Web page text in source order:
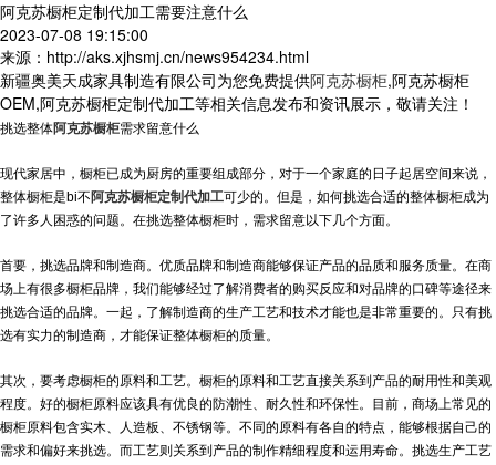
阿克苏橱柜定制代加工需要注意什么
2023-07-08 19:15:00
来源：http://aks.xjhsmj.cn/news954234.html
新疆奥美天成家具制造有限公司为您免费提供阿克苏橱柜,阿克苏橱柜
OEM,阿克苏橱柜定制代加工等相关信息发布和资讯展示，敬请关注！
挑选整体阿克苏橱柜需求留意什么
现代家居中，橱柜已成为厨房的重要组成部分，对于一个家庭的日子起居空间来说，
整体橱柜是bi不 阿克苏橱柜定制代加工可少的。但是，如何挑选合适的整体橱柜成为
了许多人困惑的问题。在挑选整体橱柜时，需求留意以下几个方面。
首要，挑选品牌和制造商。优质品牌和制造商能够保证产品的品质和服务质量。在商
场上有很多橱柜品牌，我们能够经过了解消费者的购买反应和对品牌的口碑等途径来
挑选合适的品牌。一起，了解制造商的生产工艺和技术才能也是非常重要的。只有挑
选有实力的制造商，才能保证整体橱柜的质量。
其次，要考虑橱柜的原料和工艺。橱柜的原料和工艺直接关系到产品的耐用性和美观
程度。好的橱柜原料应该具有优良的防潮性、耐久性和环保性。目前，商场上常见的
橱柜原料包含实木、人造板、不锈钢等。不同的原料有各自的特点，能够根据自己的
需求和偏好来挑选。而工艺则关系到产品的制作精细程度和运用寿命。挑选生产工艺